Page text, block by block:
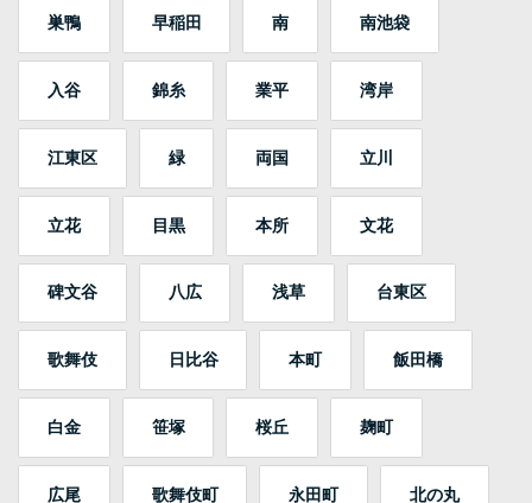
巣鴨 早稲田 南 南池袋
入谷 錦糸 業平 湾岸
江東区 緑 両国 立川
立花 目黒 本所 文花
碑文谷 八広 浅草 台東区
歌舞伎 日比谷 本町 飯田橋
白金 笹塚 桜丘 麹町
広尾 歌舞伎町 永田町 北の丸